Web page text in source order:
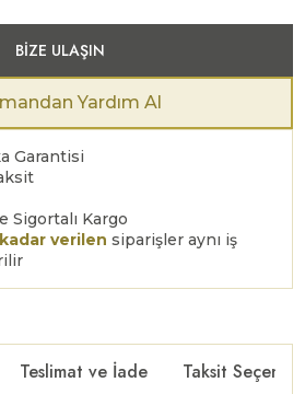
BIZE ULAŞIN
Yardım Al
Garantisi
Sigortalı Kargo
verilen siparişler aynı iş
Teslimat ve İade Taksit